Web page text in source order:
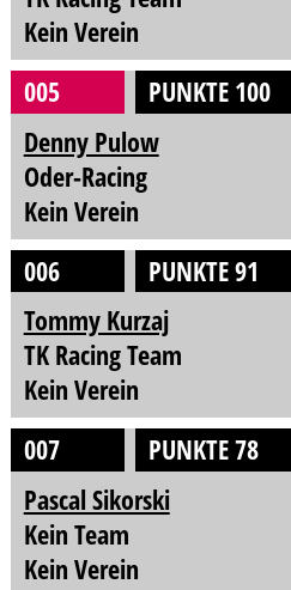
Kein Verein
005
PUNKTE 100
Denny Pulow
Oder-Racing
Kein Verein
006
PUNKTE 91
Tommy Kurzaj
TK Racing Team
Kein Verein
007
PUNKTE 78
Pascal Sikorski
Kein Team
Kein Verein